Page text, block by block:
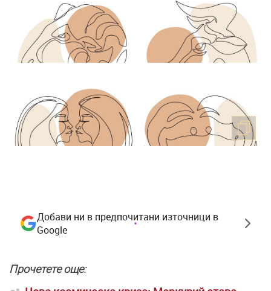
Добави ни в предпочитани източници в
Google
Прочетете още: